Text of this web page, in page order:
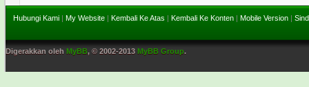
Hubungi Kami | My Website | Kembali Ke Atas | Kembali Ke Konten | Mobile Version |
Digerakkan oleh MyBB, © 2002-2013 MyBB Group.